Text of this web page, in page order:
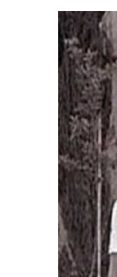
الصّهيونيّة